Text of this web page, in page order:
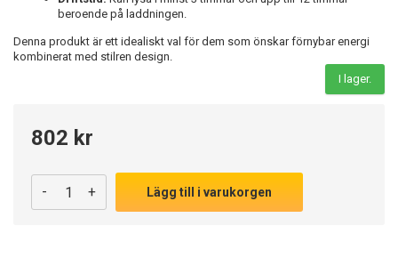
beroende på laddningen.
Denna produkt är ett idealiskt val för dem som önskar förnybar energi
kombinerat med stilren design.
I lager.
802 kr
- + Lägg till i varukorgen